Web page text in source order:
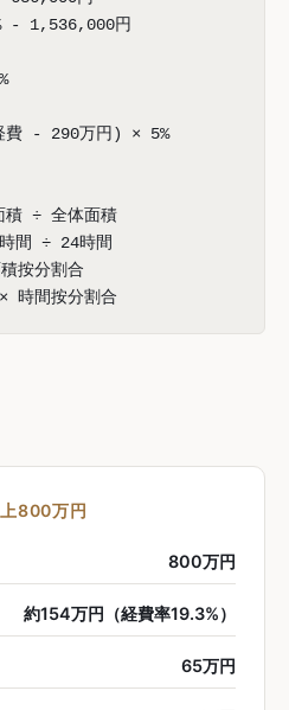
- 1,536,000円
- 290万円) × 5%
積 ÷ 全体面積
間 ÷ 24時間
按分割合
時間按分割合
800万円
800万円
約154万円（経費率19.3%）
65万円